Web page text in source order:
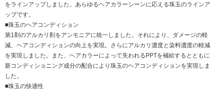
をラインアップしました。あらゆるヘアカラーシーンに応える珠玉のラインア
ップです。
■珠玉のヘアコンディション
第1剤のアルカリ剤をアンモニアに統一しました。それにより、ダメージの軽
減、ヘアコンディションの向上を実現。さらにアルカリ濃度と染料濃度の軽減
を実現しました。また、ヘアカラーによって失われるPPTを補給するとともに
新コンディショニング成分の配合により珠玉のヘアコンディションを実現しま
した。
■珠玉の快適性